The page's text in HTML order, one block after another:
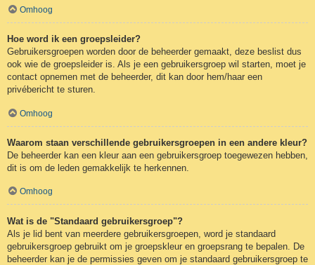
Omhoog
Hoe word ik een groepsleider?
Gebruikersgroepen worden door de beheerder gemaakt, deze beslist dus
ook wie de groepsleider is. Als je een gebruikersgroep wil starten, moet je
contact opnemen met de beheerder, dit kan door hem/haar een
privébericht te sturen.
Omhoog
Waarom staan verschillende gebruikersgroepen in een andere kleur?
De beheerder kan een kleur aan een gebruikersgroep toegewezen hebben,
dit is om de leden gemakkelijk te herkennen.
Omhoog
Wat is de "Standaard gebruikersgroep"?
Als je lid bent van meerdere gebruikersgroepen, word je standaard
gebruikersgroep gebruikt om je groepskleur en groepsrang te bepalen. De
beheerder kan je de permissies geven om je standaard gebruikersgroep te